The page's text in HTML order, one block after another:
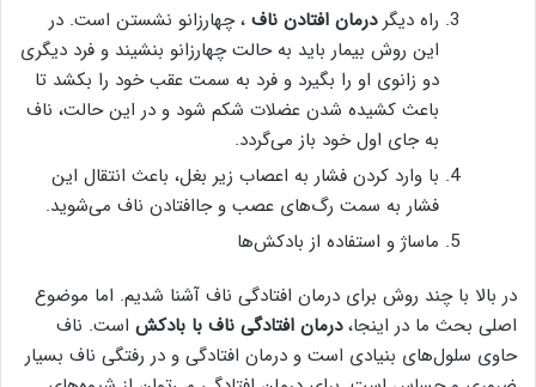
راه دیگردرمان افتادن ناف ، چهارزانو نشستن است. در
این روش بیمار باید به حالت چهارزانو بنشیند و فرد دیگری
دو زانوی او را بگیرد و فرد به سمت عقب خود را بکشد تا
باعث کشیده شدن عضلات شکم شود و در این حالت، ناف
به جای اول خود باز می‌گردد.
با وارد کردن فشار به اعصاب زیر بغل، باعث انتقال این
فشار به سمت رگ‌های عصب و جاافتادن ناف می‌شوید.
ماساژ و استفاده از بادکش‌ها
در بالا با چند روش برای درمان افتادگی ناف آشنا شدیم. اما موضوع
اصلی بحث ما در اینجا،درمان افتادگی ناف با بادکش است. ناف
حاوی سلول‌های بنیادی است و درمان افتادگی و در رفتگی ناف بسیار